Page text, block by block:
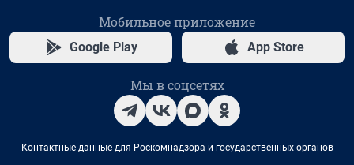
Мобильное приложение
Google Play App Store
Мы в соцсетях
Контактные данные для Роскомнадзора и государственных органов